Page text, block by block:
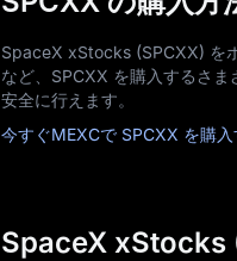
SpaceX xStocks (SPCXX) を
など、SPCXX を購入するさ
安全に行えます。
今すぐMEXCで SPCXX を購入
SpaceX xStocks